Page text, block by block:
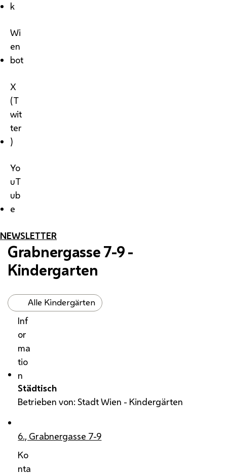
k
Wi
en
bot
X
(T
wit
ter
)
Yo
uT
ub
e
NEWSLETTER
Grabnergasse 7-9 -
Kindergarten
Alle Kindergärten
Inf
or
ma
tio
n
Städtisch
Betrieben von: Stadt Wien - Kindergärten
6., Grabnergasse 7-9
Ko
nta